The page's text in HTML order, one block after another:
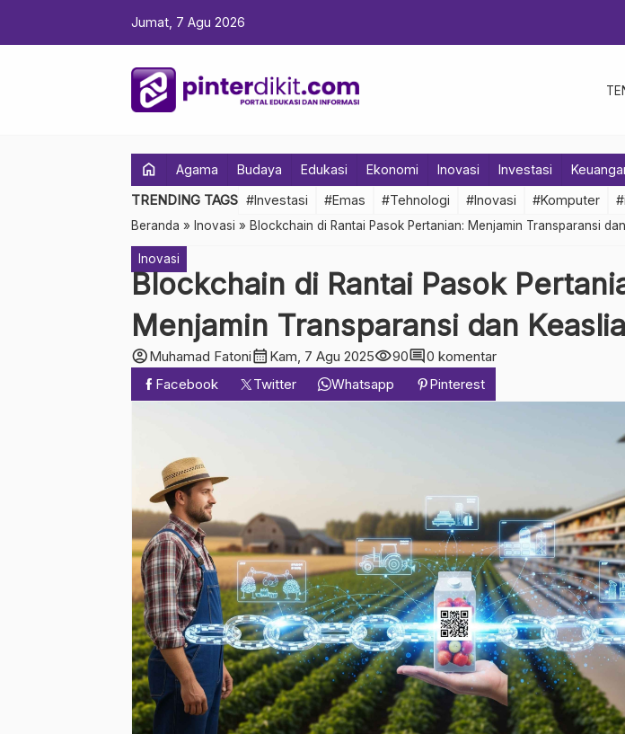
Jumat, 7 Agu 2026
home Agama Budaya Edukasi Ekonomi Inovasi Investasi
TRENDING TAGS #Investasi #Emas #Tehnologi #Inovasi #Komputer
Beranda » Inovasi » Blockchain di Rantai Pasok Pertanian: Menjamin Transparansi
Inovasi
Blockchain di Rantai Pasok
Menjamin Transparansi dan
account_circleMuhamad Fatonicalendar_month Kam, 7 Agu 2025visibility90comment0 komentar
Facebook
Twitter Whatsapp Pinterest